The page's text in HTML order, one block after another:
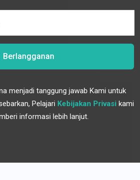
Berlangganan
menjadi tanggung jawab Kami untuk
Pelajari Kebijakan Privasi kami
informasi lebih lanjut.